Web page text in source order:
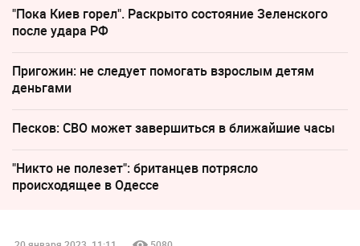
"Пока Киев горел". Раскрыто состояние Зеленского
после удара РФ
Пригожин: не следует помогать взрослым детям
деньгами
Песков: СВО может завершиться в ближайшие часы
"Никто не полезет": британцев потрясло
происходящее в Одессе